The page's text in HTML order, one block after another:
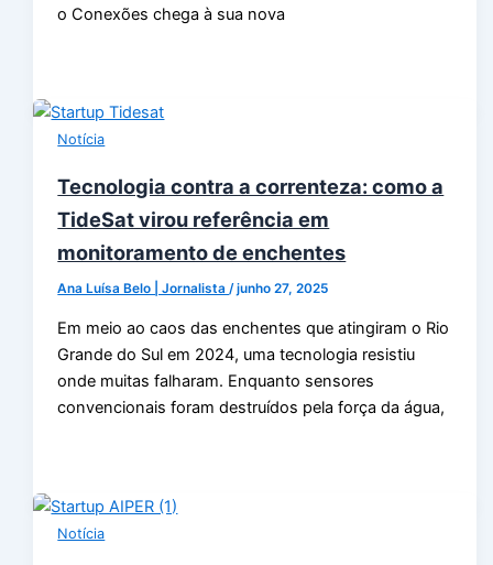
o Conexões chega à sua nova
Notícia
Tecnologia contra a correnteza: como a
TideSat virou referência em
monitoramento de enchentes
Ana Luísa Belo | Jornalista/junho 27, 2025
Em meio ao caos das enchentes que atingiram o Rio
Grande do Sul em 2024, uma tecnologia resistiu
onde muitas falharam. Enquanto sensores
convencionais foram destruídos pela força da água,
Notícia